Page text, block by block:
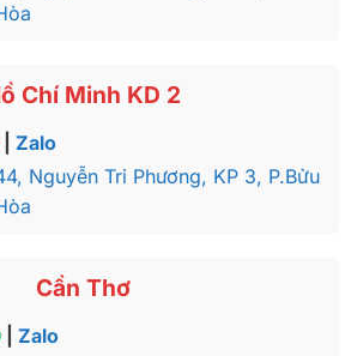
Chí Minh KD 2
Zalo
Nguyễn Tri Phương, KP 3, P.Bửu
Cần Thơ
| Zalo